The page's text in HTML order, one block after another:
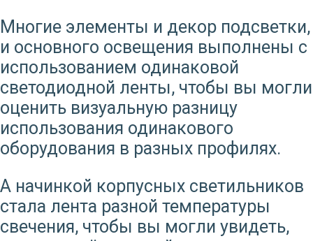
Многие элементы и декор подсветки,
и основного освещения выполнены с
использованием одинаковой
светодиодной ленты, чтобы вы могли
оценить визуальную разницу
использования одинакового
оборудования в разных профилях.
А начинкой корпусных светильников
стала лента разной температуры
свечения, чтобы вы могли увидеть,